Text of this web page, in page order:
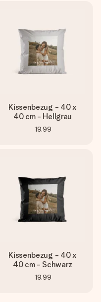
Kissenbezug - 40 x
40 cm - Hellgrau
19,99
Kissenbezug - 40 x
40 cm - Schwarz
19,99